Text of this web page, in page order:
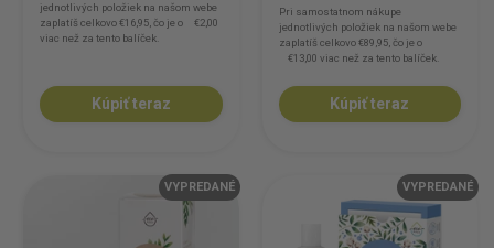
jednotlivých položiek na našom webe
zaplatíš celkovo€16,95 , čo je o
€2,00
viac než za tento balíček.
Kúpiť teraz
Pri samostatnom nákupe
jednotlivých položiek na našom webe
zaplatíš celkovo€89,95, čo je o
€13,00 viac než za tento balíček.
Kúpiť teraz
VYPREDANÉ VYPREDANÉ